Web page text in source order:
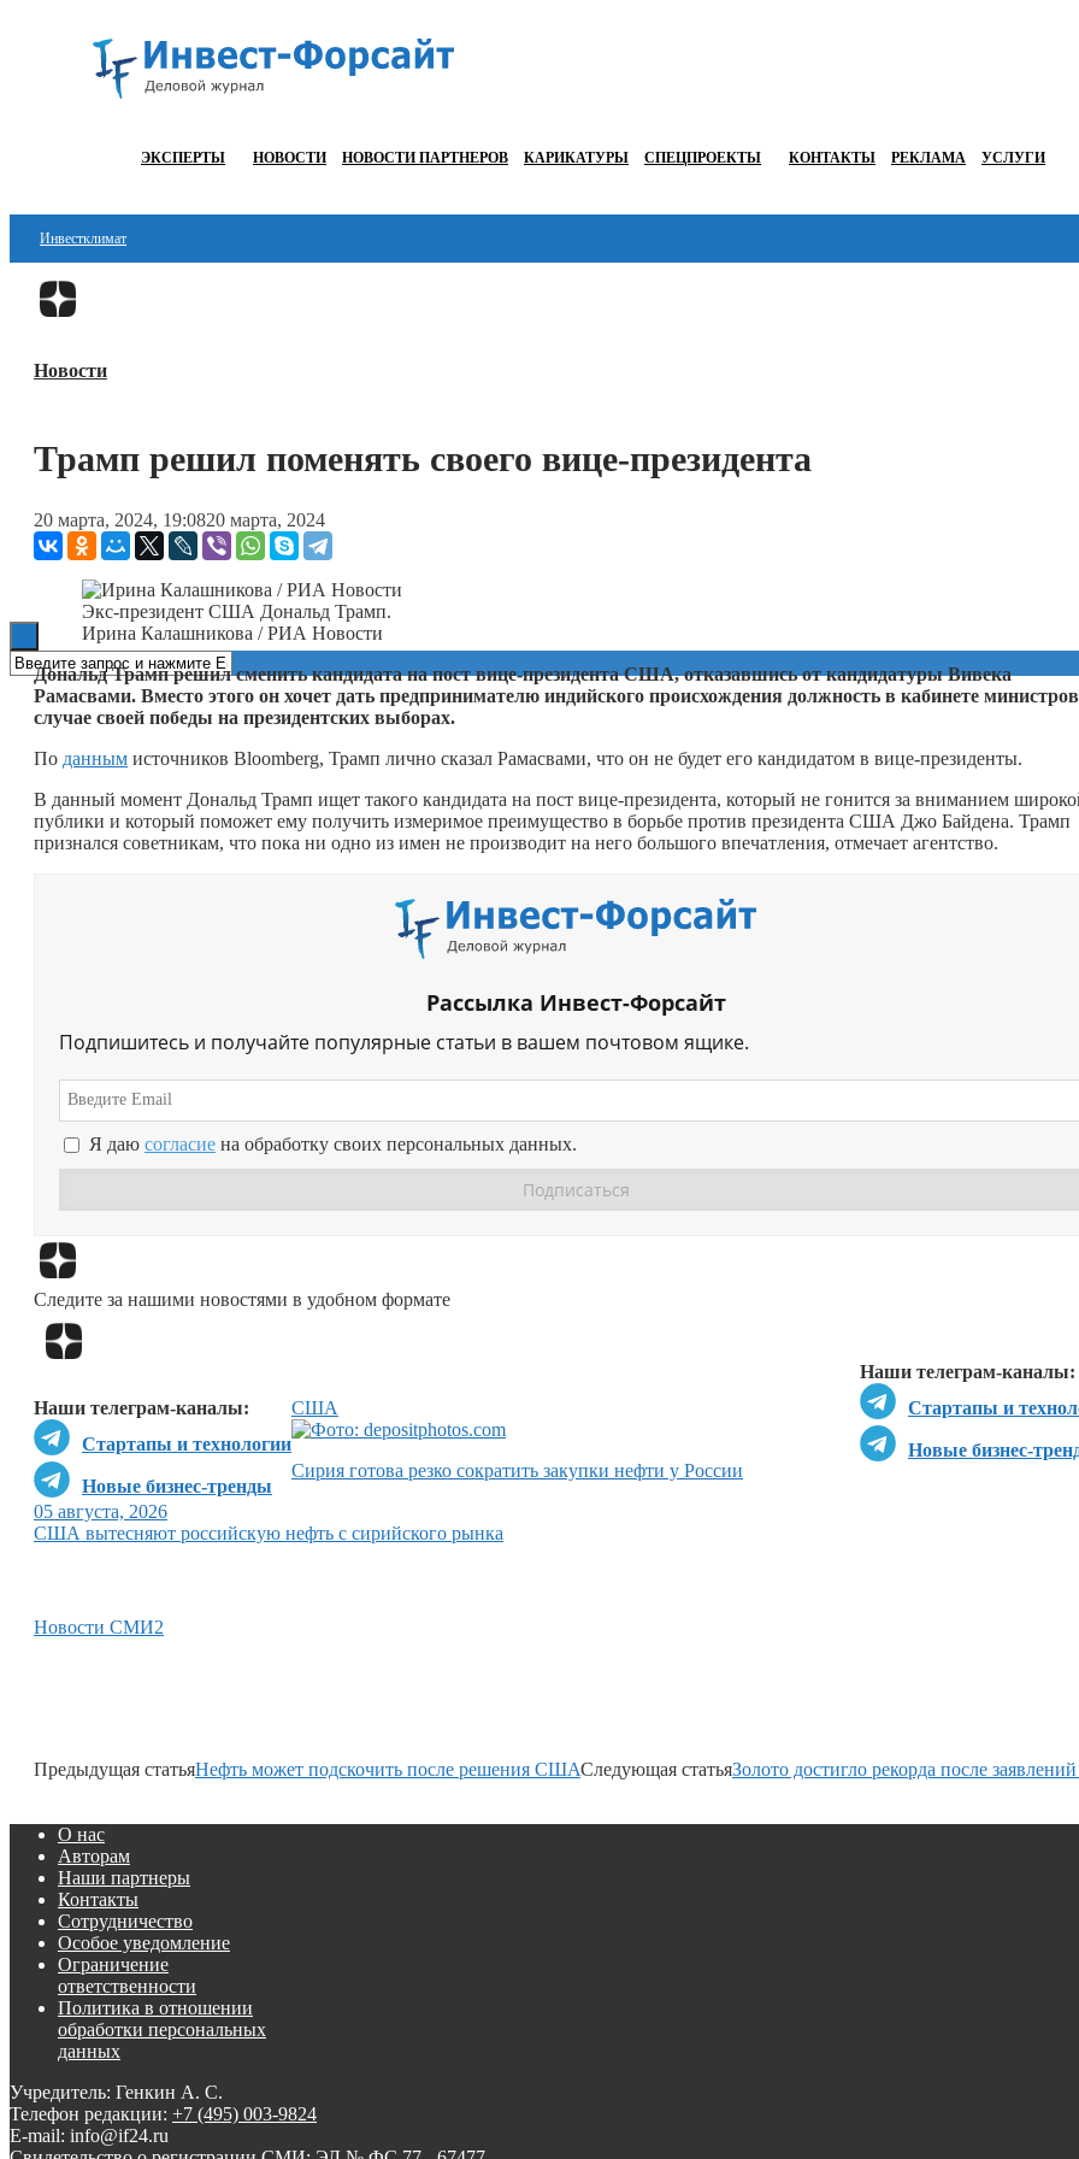
ЭКСПЕРТЫ НОВОСТИ НОВОСТИ ПАРТНЕРОВ КАРИКАТУРЫ СПЕЦПРОЕКТЫ КОНТАКТЫ РЕКЛАМА УСЛУГИ
Инвестклимат
Финансы
Блокчейн
Технологии
ESG
Новости
Трамп решил поменять своего вице-президента
20 марта, 2024, 19:0820 марта, 2024
Экс-президент США Дональд Трамп.
Ирина Калашникова / РИА Новости
Дональд Трамп решил сменить кандидата на пост вице-президента США, отказавшись от кандидатуры Вивека
Рамасвами. Вместо этого он хочет дать предпринимателю индийского происхождения должность в кабинете
случае своей победы на президентских выборах.
По данным источников Bloomberg, Трамп лично сказал Рамасвами, что он не будет его кандидатом в вице-президенты.
В данный момент Дональд Трамп ищет такого кандидата на пост вице-президента, который не гонится за вниманием
публики и который поможет ему получить измеримое преимущество в борьбе против президента США Джо Байдена. Трамп
признался советникам, что пока ни одно из имен не производит на него большого впечатления, отмечает агентство.
Рассылка Инвест-Форсайт
Подпишитесь и получайте популярные статьи в вашем почтовом ящике.
Я даю согласие на обработку своих персональных данных.
Следите за нашими новостями в удобном формате
Наши телеграм-каналы:
Стартапы и
Новые бизнес-
Наши телеграм-каналы:
Стартапы и технологии
Новые бизнес-тренды
США
Сирия готова резко сократить закупки нефти у России
05 августа, 2026
США вытесняют российскую нефть с сирийского рынка
Новости СМИ2
Предыдущая статьяНефть может подскочить после решения СШАСледующая статьяЗолото достигло рекорда после
О нас
Авторам
Наши партнеры
Контакты
Сотрудничество
Особое уведомление
Ограничение
ответственности
Политика в отношении
обработки персональных
данных
Учредитель: Генкин А. С.
Телефон редакции: +7 (495) 003-9824
E-mail: info@if24.ru